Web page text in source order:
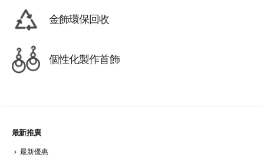
金飾環保回收
個性化製作首飾
最新推廣
最新優惠